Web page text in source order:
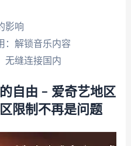
影响
：解锁音乐内容
无缝连接国内
自由 – 爱奇艺地区
限制不再是问题